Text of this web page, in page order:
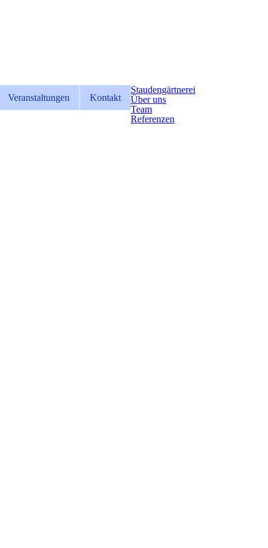
Veranstaltungen Kontakt
Staudengärtnerei
Über uns
Team
Referenzen